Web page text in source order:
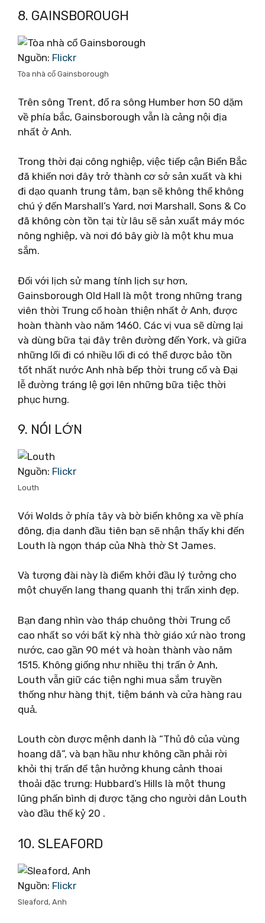
8. GAINSBOROUGH
Nguồn: Flickr
Tòa nhà cổ Gainsborough
Trên sông Trent, đổ ra sông Humber hơn 50 dặm
về phía bắc, Gainsborough vẫn là cảng nội địa
nhất ở Anh.
Trong thời đại công nghiệp, việc tiếp cận Biển Bắc
đã khiến nơi đây trở thành cơ sở sản xuất và khi
đi dạo quanh trung tâm, bạn sẽ không thể không
chú ý đến Marshall’s Yard, nơi Marshall, Sons & Co
đã không còn tồn tại từ lâu sẽ sản xuất máy móc
nông nghiệp, và nơi đó bây giờ là một khu mua
sắm.
Đối với lịch sử mang tính lịch sự hơn,
Gainsborough Old Hall là một trong những trang
viên thời Trung cổ hoàn thiện nhất ở Anh, được
hoàn thành vào năm 1460. Các vị vua sẽ dừng lại
và dùng bữa tại đây trên đường đến York, và giữa
những lối đi có nhiều lối đi có thể được bảo tồn
tốt nhất nước Anh nhà bếp thời trung cổ và Đại
lễ đường tráng lệ gợi lên những bữa tiệc thời
phục hưng.
9. NÓI LỚN
Nguồn: Flickr
Louth
Với Wolds ở phía tây và bờ biển không xa về phía
đông, địa danh đầu tiên bạn sẽ nhận thấy khi đến
Louth là ngọn tháp của Nhà thờ St James.
Và tượng đài này là điểm khởi đầu lý tưởng cho
một chuyến lang thang quanh thị trấn xinh đẹp.
Bạn đang nhìn vào tháp chuông thời Trung cổ
cao nhất so với bất kỳ nhà thờ giáo xứ nào trong
nước, cao gần 90 mét và hoàn thành vào năm
1515. Không giống như nhiều thị trấn ở Anh,
Louth vẫn giữ các tiện nghi mua sắm truyền
thống như hàng thịt, tiệm bánh và cửa hàng rau
quả.
Louth còn được mệnh danh là “Thủ đô của vùng
hoang dã”, và bạn hầu như không cần phải rời
khỏi thị trấn để tận hưởng khung cảnh thoai
thoải đặc trưng: Hubbard’s Hills là một thung
lũng phấn bình dị được tặng cho người dân Louth
vào đầu thế kỷ 20 .
10. SLEAFORD
Nguồn: Flickr
Sleaford, Anh